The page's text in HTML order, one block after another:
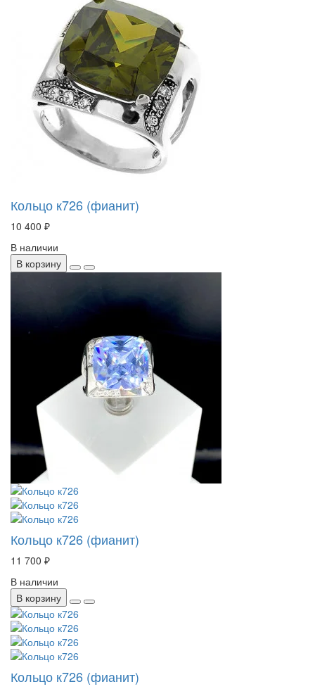
Кольцо к726 (фианит)
10 400 ₽
В наличии
В корзину
Кольцо к726 (фианит)
11 700 ₽
В наличии
В корзину
Кольцо к726 (фианит)